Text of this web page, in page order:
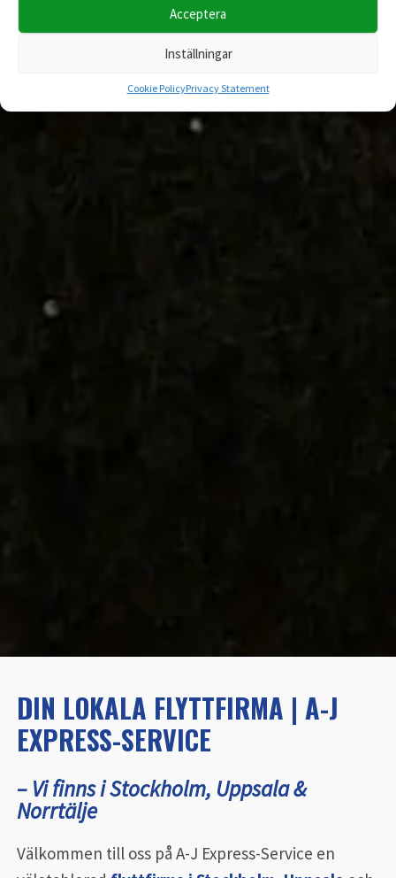
Acceptera
Inställningar
Cookie PolicyPrivacy Statement
DIN LOKALA FLYTTFIRMA | A-J
EXPRESS-SERVICE
– Vi finns i Stockholm, Uppsala &
Norrtälje
Välkommen till oss på A-J Express-Service en